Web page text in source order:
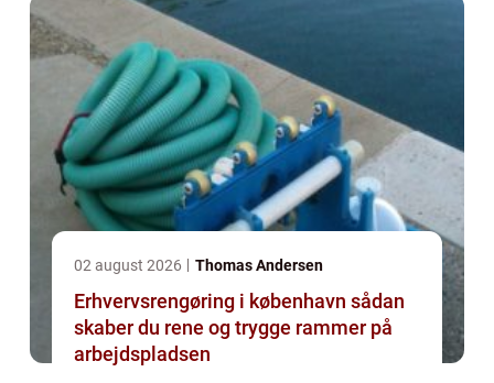
02 august 2026 Thomas Andersen
Erhvervsrengøring i københavn sådan
skaber du rene og trygge rammer på
arbejdspladsen